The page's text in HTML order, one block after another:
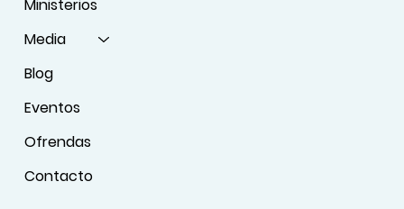
Ministerios
Media
Blog
Eventos
Ofrendas
Contacto